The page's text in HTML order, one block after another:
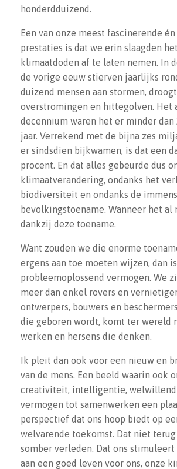
honderdduizend.
Een van onze meest fascinerende
prestaties is dat we erin slaagden
klimaatdoden af te laten nemen. In
de vorige eeuw stierven jaarlijks
duizend mensen aan stormen,
overstromingen en hittegolven. Het
decennium waren het er minder dan
jaar. Verrekend met de bijna zes
er sindsdien bijkwamen, is dat een
procent. En dat alles gebeurde dus
klimaatverandering, ondanks het
biodiversiteit en ondanks de
bevolkingstoename. Wanneer het al
dankzij deze toename.
Want zouden we die enorme
ergens aan toe moeten wijzen, dan
probleemoplossend vermogen. We
meer dan enkel rovers en
ontwerpers, bouwers en
die geboren wordt, komt ter wereld
werken en hersens die denken.
Ik pleit dan ook voor een nieuw en
van de mens. Een beeld waarin ook
creativiteit, intelligentie,
vermogen tot samenwerken een
perspectief dat ons hoop biedt op
welvarende toekomst. Dat niet
somber verleden. Dat ons
aan een goed leven voor ons, onze
Doneer
Steun WePlanet. Help ons
openbreken. Elke bijdrage
Naam
E-mailadres
Bedrag (€ )*
Card
Overboeking